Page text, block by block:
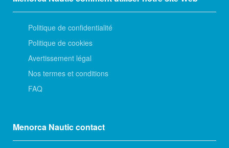
Politique de confidentialité
Politique de cookies
Avertissement légal
Nos termes et conditions
FAQ
Menorca Nautic contact